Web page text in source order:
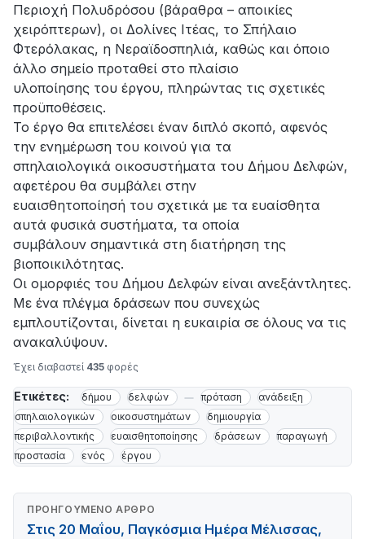
Περιοχή Πολυδρόσου (βάραθρα – αποικίες
χειρόπτερων), οι Δολίνες Ιτέας, το Σπήλαιο
Φτερόλακας, η Νεραϊδοσπηλιά, καθώς και όποιο
άλλο σημείο προταθεί στο πλαίσιο
υλοποίησης του έργου, πληρώντας τις σχετικές
προϋποθέσεις.
Το έργο θα επιτελέσει έναν διπλό σκοπό, αφενός
την ενημέρωση του κοινού για τα
σπηλαιολογικά οικοσυστήματα του Δήμου Δελφών,
αφετέρου θα συμβάλει στην
ευαισθητοποίησή του σχετικά με τα ευαίσθητα
αυτά φυσικά συστήματα, τα οποία
συμβάλουν σημαντικά στη διατήρηση της
βιοποικιλότητας.
Οι ομορφιές του Δήμου Δελφών είναι ανεξάντλητες.
Με ένα πλέγμα δράσεων που συνεχώς
εμπλουτίζονται, δίνεται η ευκαιρία σε όλους να τις
ανακαλύψουν.
Έχει διαβαστεί 435 φορές
Ετικέτες: δήμου δελφών πρόταση
ανάδειξη
σπηλαιολογικών
οικοσυστημάτων
δημιουργία
περιβαλλοντικής
ευαισθητοποίησης δράσεων
παραγωγή
προστασία
ενός έργου
ΠΡΟΗΓΟΎΜΕΝΟ ΆΡΘΡΟ
Στις 20 Μαΐου, Παγκόσμια Ημέρα Μέλισσας,